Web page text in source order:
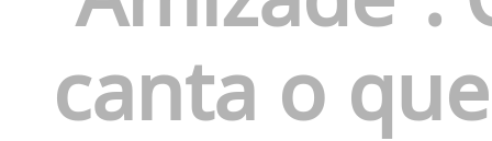
canta o